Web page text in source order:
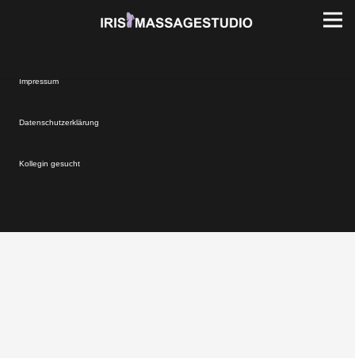
Impressum
Datenschutzerklärung
Kollegin gesucht